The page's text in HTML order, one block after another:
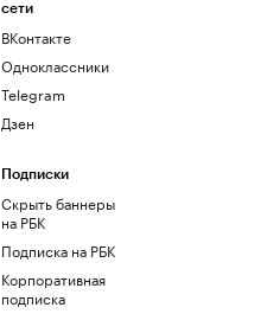
сети
ВКонтакте
Одноклассники
Telegram
Дзен
Подписки
Скрыть баннеры
на РБК
Подписка на РБК
Корпоративная
подписка